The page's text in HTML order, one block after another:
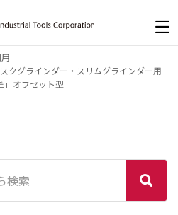
クグラインダー・スリムグラインダー用
」オフセット型